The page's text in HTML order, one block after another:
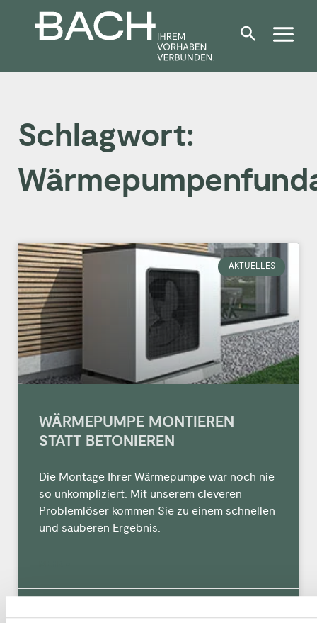
Schlagwort:
AKTUELLES
WÄRMEPUMPE MONTIEREN
STATT BETONIEREN
Die Montage Ihrer Wärmepumpe war noch nie
so unkompliziert. Mit unserem cleveren
Problemlöser kommen Sie zu einem schnellen
und sauberen Ergebnis.